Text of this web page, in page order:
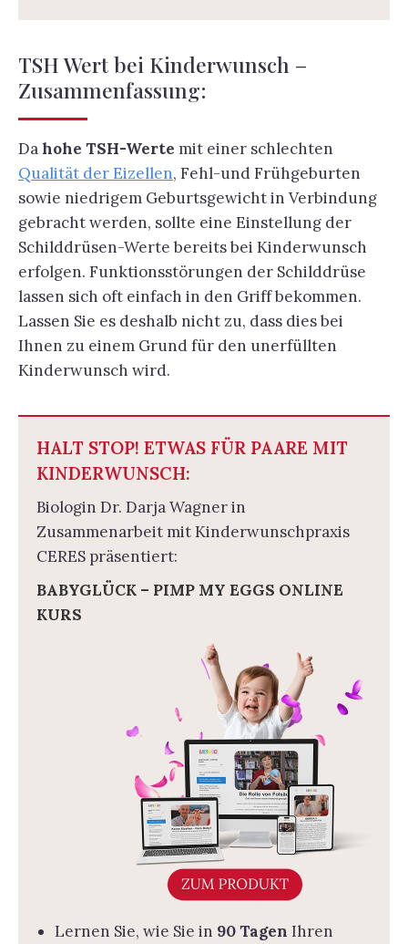
TSH Wert bei Kinderwunsch –
Zusammenfassung:
Da hohe TSH-Werte mit einer schlechten
Qualität der Eizellen, Fehl-und Frühgeburten
sowie niedrigem Geburtsgewicht in Verbindung
gebracht werden, sollte eine Einstellung der
Schilddrüsen-Werte bereits bei Kinderwunsch
erfolgen. Funktionsstörungen der Schilddrüse
lassen sich oft einfach in den Griff bekommen.
Lassen Sie es deshalb nicht zu, dass dies bei
Ihnen zu einem Grund für den unerfüllten
Kinderwunsch wird.
HALT STOP! ETWAS FÜR PAARE MIT
KINDERWUNSCH:
Biologin Dr. Darja Wagner in
Zusammenarbeit mit Kinderwunschpraxis
CERES präsentiert:
BABYGLÜCK – PIMP MY EGGS ONLINE
KURS
Lernen Sie, wie Sie in 90 Tagen Ihren